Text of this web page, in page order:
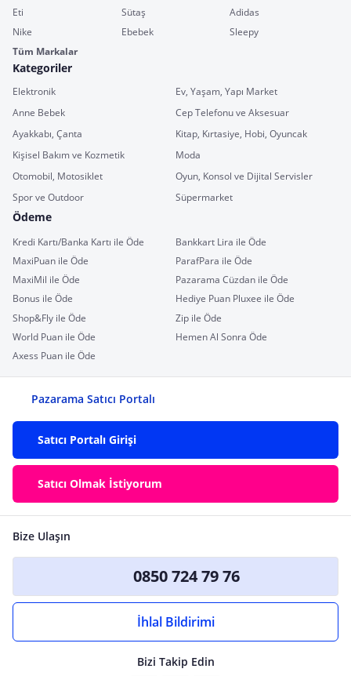
Eti
Sütaş
Adidas
Nike
Ebebek
Sleepy
Tüm Markalar
Kategoriler
Elektronik
Ev, Yaşam, Yapı Market
Anne Bebek
Cep Telefonu ve Aksesuar
Ayakkabı, Çanta
Kitap, Kırtasiye, Hobi, Oyuncak
Kişisel Bakım ve Kozmetik
Moda
Otomobil, Motosiklet
Oyun, Konsol ve Dijital Servisler
Spor ve Outdoor
Süpermarket
Ödeme
Kredi Kartı/Banka Kartı ile Öde
Bankkart Lira ile Öde
MaxiPuan ile Öde
ParafPara ile Öde
MaxiMil ile Öde
Pazarama Cüzdan ile Öde
Bonus ile Öde
Hediye Puan Pluxee ile Öde
Shop&Fly ile Öde
Zip ile Öde
World Puan ile Öde
Hemen Al Sonra Öde
Axess Puan ile Öde
Pazarama Satıcı Portalı
Satıcı Portalı Girişi
Satıcı Olmak İstiyorum
Bize Ulaşın
0850 724 79 76
İhlal Bildirimi
Bizi Takip Edin